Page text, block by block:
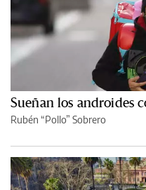
Sueñan los androides
Rubén “Pollo” Sobrero